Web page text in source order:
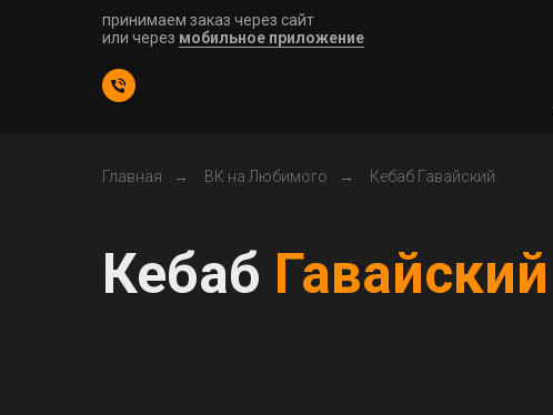
принимаем заказ через сайт
или через мобильное приложение
Главная → ВК на Любимого → Кебаб Гавайский
Кебаб Гавайский